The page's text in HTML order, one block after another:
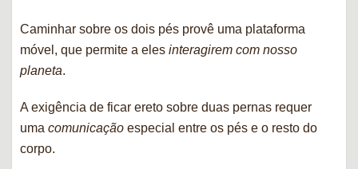
Caminhar sobre os dois pés provê uma plataforma
móvel, que permite a eles interagirem com nosso
planeta.
A exigência de ficar ereto sobre duas pernas requer
uma comunicação especial entre os pés e o resto do
corpo.